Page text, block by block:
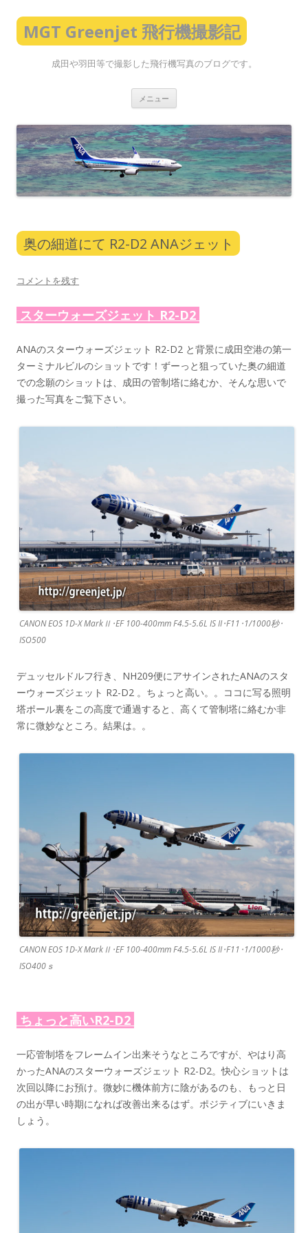
MGT Greenjet 飛行機撮影記
成田や羽田等で撮影した飛行機写真のブログです。
メニュー
ン
ツ
へ
ス
キ
ッ
プ
奥の細道にて R2-D2 ANAジェット
コメントを残す
スターウォーズジェット R2-D2
ANAのスターウォーズジェット R2-D2 と背景に成田空港の第一
ターミナルビルのショットです！ずーっと狙っていた奥の細道
での念願のショットは、成田の管制塔に絡むか、そんな思いで
撮った写真をご覧下さい。
CANON EOS 1D-X MarkⅡ･EF 100-400mm F4.5-5.6L IS II･F11･1/1000秒･
ISO500
デュッセルドルフ行き、NH209便にアサインされたANAのスタ
ーウォーズジェット R2-D2 。ちょっと高い。。ココに写る照明
塔ポール裏をこの高度で通過すると、高くて管制塔に絡むか非
常に微妙なところ。結果は。。
CANON EOS 1D-X MarkⅡ･EF 100-400mm F4.5-5.6L IS II･F11･1/1000秒･
ISO400ｓ
ちょっと高いR2-D2
一応管制塔をフレームイン出来そうなところですが、やはり高
かったANAのスターウォーズジェット R2-D2。快心ショットは
次回以降にお預け。微妙に機体前方に陰があるのも、もっと日
の出が早い時期になれば改善出来るはず。ポジティブにいきま
しょう。